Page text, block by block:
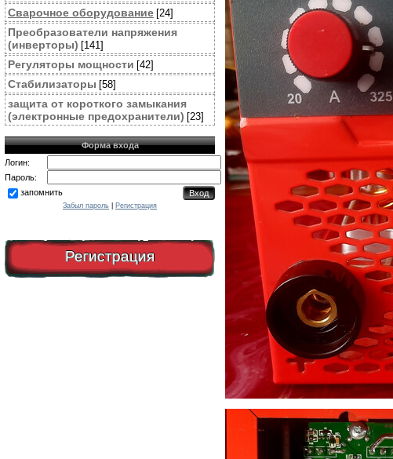
Cварочное оборудование [24]
Преобразователи напряжения
(инверторы) [141]
Регуляторы мощности [42]
Стабилизаторы [58]
защита от короткого замыкания
(электронные предохранители) [23]
Форма входа
Логин:
Пароль:
запомнить
Забыл пароль Регистрация
Регистрация